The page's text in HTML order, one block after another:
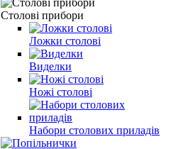
Столові прибори
Ложки столові
Виделки
Ножі столові
Набори столових приладів